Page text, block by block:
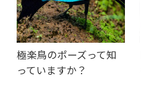
極楽鳥のポーズって知
っていますか？